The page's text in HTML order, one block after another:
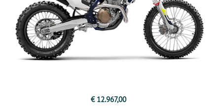
€ 12.967,00